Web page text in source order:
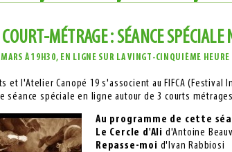
MÉTRAGE : SÉANCE
À 19H30, EN LIGNE SUR LA VINGT-CINQUIÈME HEURE
et l'Atelier Canopé 19 s'associent au FIFCA
séance spéciale en ligne autour de 3 courts
Au programme de cette
Le Cercle d'Ali d'Antoine
Repasse-moi d'Ivan Rabbiosi